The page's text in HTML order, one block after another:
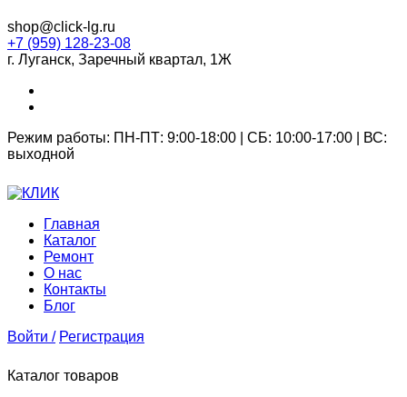
shop@click-lg.ru
+7 (959) 128-23-08
г. Луганск, Заречный квартал, 1Ж
Режим работы: ПН-ПТ: 9:00-18:00 | СБ: 10:00-17:00 | ВС:
выходной
Главная
Каталог
Ремонт
О нас
Контакты
Блог
Войти / Регистрация
Каталог товаров